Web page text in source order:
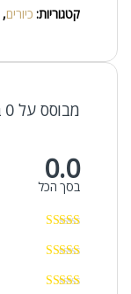
קטגוריות: כיורים,
מבוסס על 0 ביקורות
0.0
בסך הכל